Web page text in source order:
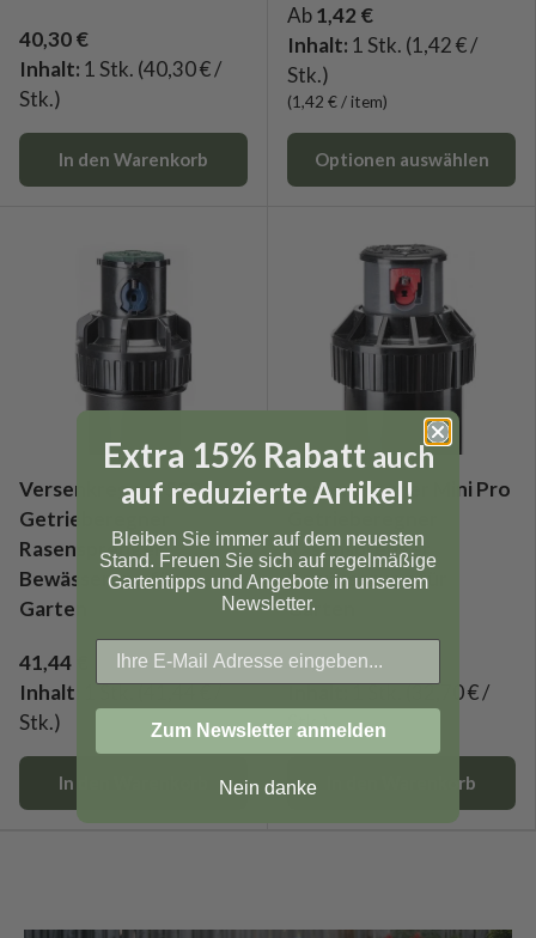
40,30 €
Inhalt: 1 Stk. (40,30 € /
Stk.)
In den Warenkorb
Ab1,42 €
Inhalt: 1 Stk. (1,42 € /
Stk.)
Grundpreis
1,42 €/ item
Optionen auswählen
Versenkregner 5004+
Getrieberegner
Rasensprenger
Bewässerung für
Garten
41,44 €
Inhalt:
1 Stk.(41,44 € /
Stk.)
In den Warenkorb
Versenkregner Mini Pro
Rasensprenger
Bewässerung für
Garten
32,70 €
Inhalt:1 Stk.(32,70 € /
Stk.)
In den Warenkorb
Extra 15% Rabattauch
auf reduzierte Artikel!
Bleiben Sie immer auf dem neuesten
Stand. Freuen Sie sich auf regelmäßige
Gartentipps und Angebote in unserem
Newsletter.
Zum Newsletter anmelden
Nein danke